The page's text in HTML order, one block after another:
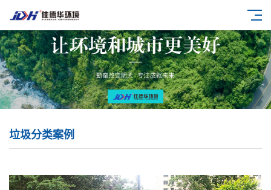
垃圾分类案例